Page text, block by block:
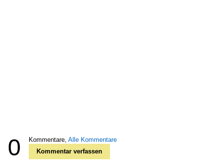
0 Kommentare, Alle Kommentare
Kommentar verfassen